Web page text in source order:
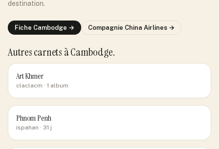
destination.
Fiche Cambodge → Compagnie China Airlines →
Autres carnets à Cambodge.
Art Khmer
claclacm · 1 album
Phnom Penh
ispahan · 31 j